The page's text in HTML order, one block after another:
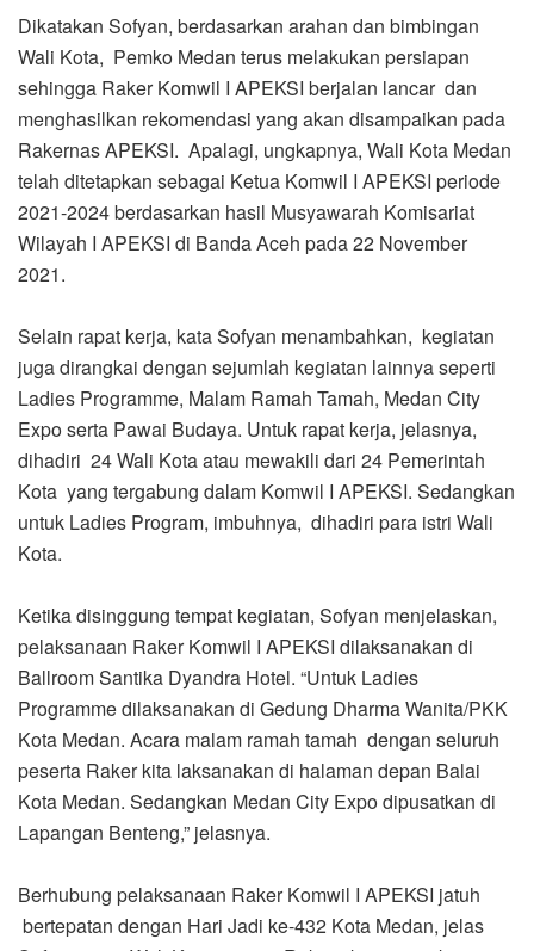
Dikatakan Sofyan, berdasarkan arahan dan bimbingan
Wali Kota, Pemko Medan terus melakukan persiapan
sehingga Raker Komwil I APEKSI berjalan lancar dan
menghasilkan rekomendasi yang akan disampaikan pada
Rakernas APEKSI. Apalagi, ungkapnya, Wali Kota Medan
telah ditetapkan sebagai Ketua Komwil I APEKSI periode
2021-2024 berdasarkan hasil Musyawarah Komisariat
Wilayah I APEKSI di Banda Aceh pada 22 November
2021.
Selain rapat kerja, kata Sofyan menambahkan, kegiatan
juga dirangkai dengan sejumlah kegiatan lainnya seperti
Ladies Programme, Malam Ramah Tamah, Medan City
Expo serta Pawai Budaya. Untuk rapat kerja, jelasnya,
dihadiri 24 Wali Kota atau mewakili dari 24 Pemerintah
Kota yang tergabung dalam Komwil I APEKSI. Sedangkan
untuk Ladies Program, imbuhnya, dihadiri para istri Wali
Kota.
Ketika disinggung tempat kegiatan, Sofyan menjelaskan,
pelaksanaan Raker Komwil I APEKSI dilaksanakan di
Ballroom Santika Dyandra Hotel. “Untuk Ladies
Programme dilaksanakan di Gedung Dharma Wanita/PKK
Kota Medan. Acara malam ramah tamah dengan seluruh
peserta Raker kita laksanakan di halaman depan Balai
Kota Medan. Sedangkan Medan City Expo dipusatkan di
Lapangan Benteng,” jelasnya.
Berhubung pelaksanaan Raker Komwil I APEKSI jatuh
bertepatan dengan Hari Jadi ke-432 Kota Medan, jelas